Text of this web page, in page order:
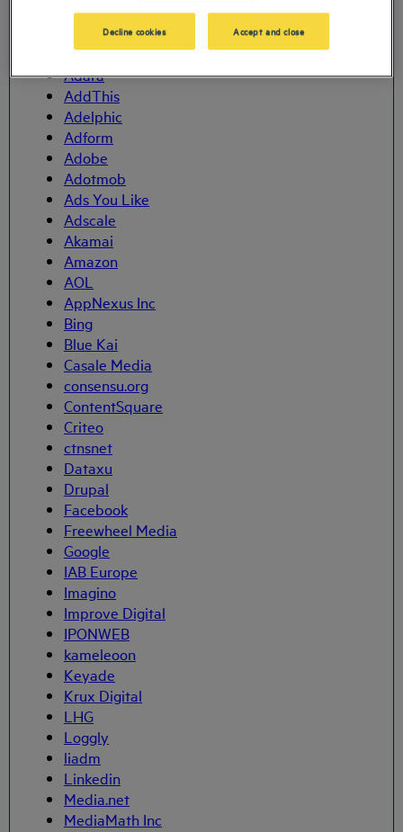
Ramp Inc
4finance
Acuity
Adara
AddThis
Adelphic
Adform
Adobe
Adotmob
Ads You Like
Adscale
Akamai
Amazon
AOL
AppNexus Inc
Bing
Blue Kai
Casale Media
consensu.org
ContentSquare
Criteo
ctnsnet
Dataxu
Drupal
Facebook
Freewheel Media
Google
IAB Europe
Imagino
Improve Digital
IPONWEB
kameleoon
Keyade
Krux Digital
LHG
Loggly
liadm
Linkedin
Media.net
MediaMath Inc
Decline cookies Accept and close